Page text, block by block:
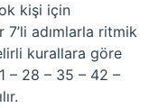
kişi için
7’li adımlarla ritmik
kurallara göre
– 28 – 35 – 42 –